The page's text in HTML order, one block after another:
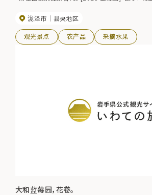
泷泽市 县央地区
观光景点 农产品 采摘水果
大和蓝莓园，花卷。